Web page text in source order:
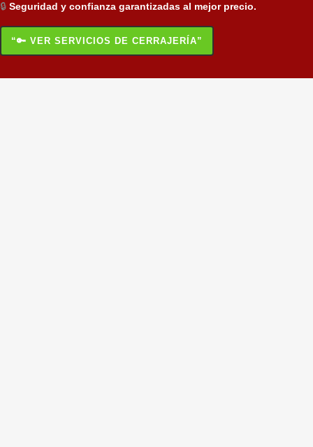
🔒 Seguridad y confianza garantizadas al mejor precio.
“🔑 VER SERVICIOS DE CERRAJERÍA”